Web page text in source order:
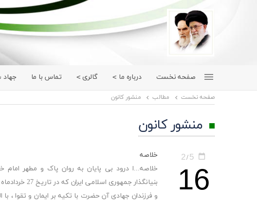
صفحه نخست درباره ما گالری تماس با ما جهاد
صفحه نخست مطالب منشور کانون
منشور کانون
2/5
16
خلاصه
خلاصه...ا درود بی پایان به روان پاک و مطهر امام
و فرزندان جهادی آن حضرت با تکیه بر ایمان و تقوا ، با